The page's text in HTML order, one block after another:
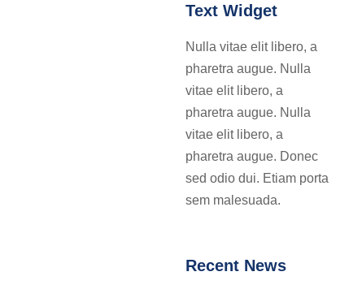
Text Widget
Nulla vitae elit libero, a
pharetra augue. Nulla
vitae elit libero, a
pharetra augue. Nulla
vitae elit libero, a
pharetra augue. Donec
sed odio dui. Etiam porta
sem malesuada.
Recent News